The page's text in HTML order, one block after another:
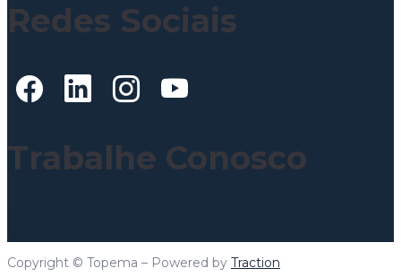
Redes Sociais
Trabalhe Conosco
Copyright © Topema – Powered by Traction